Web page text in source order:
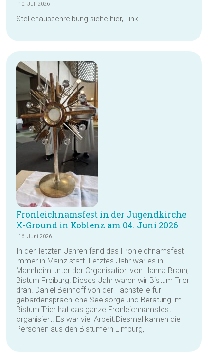
10. Juli 2026
Stellenausschreibung siehe hier, Link!
Fronleichnamsfest in der Jugendkirche
X-Ground in Koblenz am 04. Juni 2026
16. Juni 2026
In den letzten Jahren fand das Fronleichnamsfest
immer in Mainz statt. Letztes Jahr war es in
Mannheim unter der Organisation von Hanna Braun,
Bistum Freiburg. Dieses Jahr waren wir Bistum Trier
dran. Daniel Beinhoff von der Fachstelle für
gebärdensprachliche Seelsorge und Beratung im
Bistum Trier hat das ganze Fronleichnamsfest
organisiert. Es war viel Arbeit.Diesmal kamen die
Personen aus den Bistümern Limburg,